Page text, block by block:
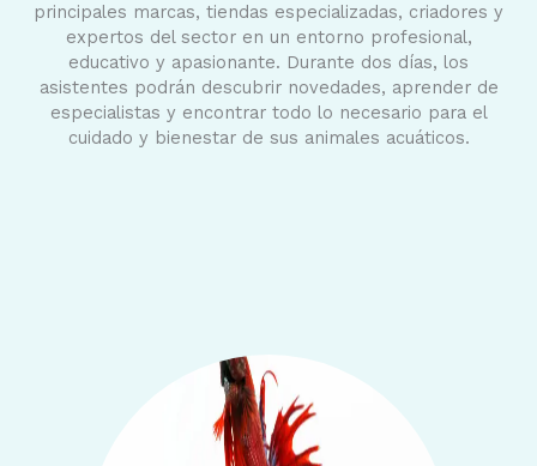
principales marcas, tiendas especializadas, criadores y
expertos del sector en un entorno profesional,
educativo y apasionante. Durante dos días, los
asistentes podrán descubrir novedades, aprender de
especialistas y encontrar todo lo necesario para el
cuidado y bienestar de sus animales acuáticos.